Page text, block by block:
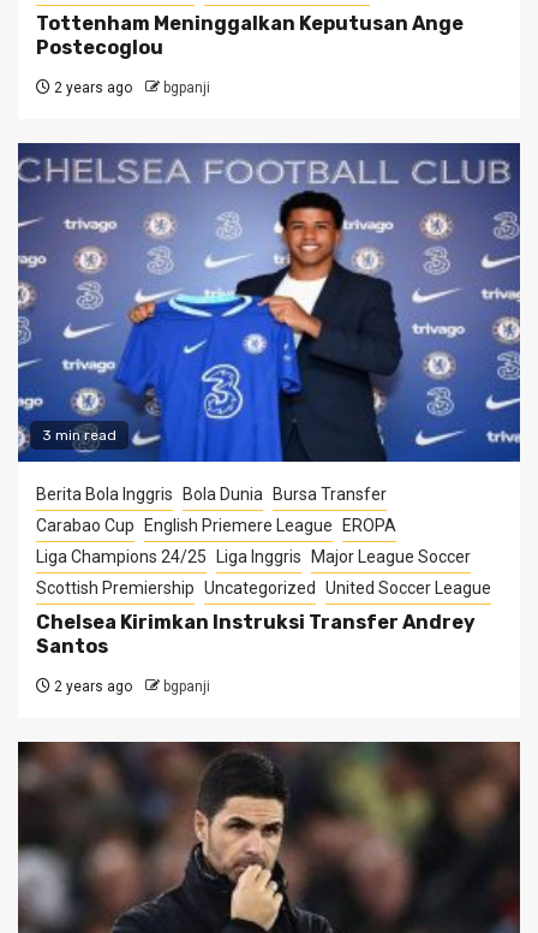
Tottenham Meninggalkan Keputusan Ange
Postecoglou
2 years ago bgpanji
3 min read
Berita Bola Inggris Bola Dunia
Bursa Transfer
Carabao Cup
English Priemere League
EROPA
Liga Champions 24/25
Liga Inggris
Major League Soccer
Scottish Premiership Uncategorized United Soccer League
Chelsea Kirimkan Instruksi Transfer Andrey
Santos
2 years ago bgpanji